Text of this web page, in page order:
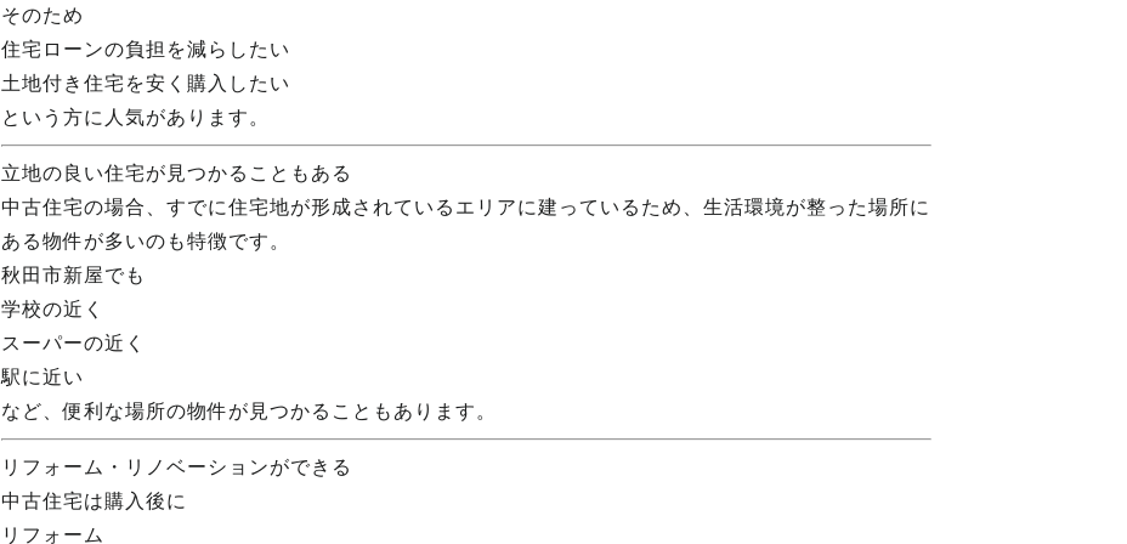
そのため
住宅ローンの負担を減らしたい
土地付き住宅を安く購入したい
という方に人気があります。
立地の良い住宅が見つかることもある
中古住宅の場合、すでに住宅地が形成されているエリアに建っているため、生活環境が整った場所に
ある物件が多いのも特徴です。
秋田市新屋でも
学校の近く
スーパーの近く
駅に近い
など、便利な場所の物件が見つかることもあります。
リフォーム・リノベーションができる
中古住宅は購入後に
リフォーム